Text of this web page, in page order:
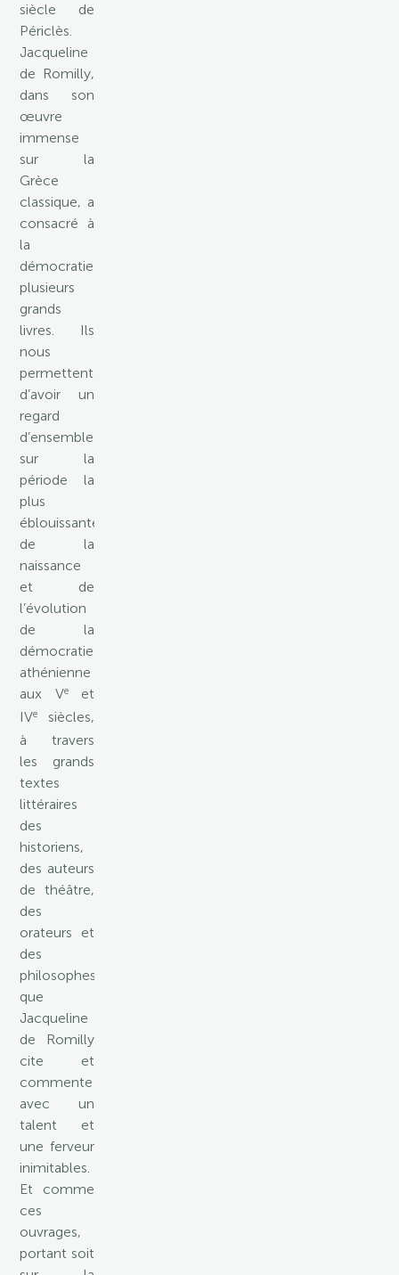
siècle de
Périclès.
Jacqueline
de Romilly,
dans son
œuvre
immense
sur la
Grèce
classique, a
consacré à
la
démocratie
plusieurs
grands
livres. Ils
nous
permettent
d’avoir un
regard
d’ensemble
sur la
période la
plus
éblouissante
de la
naissance
et de
l’évolution
de la
démocratie
athénienne
aux Veet
IVe
siècles,
à travers
les grands
textes
littéraires
des
historiens,
des auteurs
de théâtre,
des
orateurs et
des
philosophes
que
Jacqueline
de Romilly
cite et
commente
avec un
talent et
une ferveur
inimitables.
Et comme
ces
ouvrages,
portant soit